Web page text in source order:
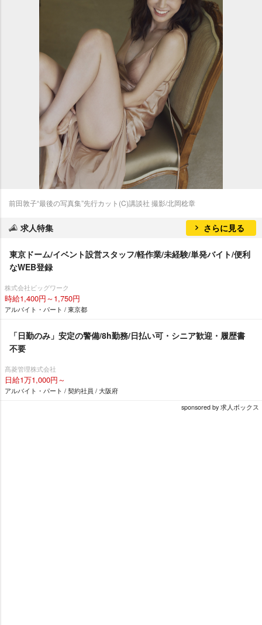
前田敦子“最後の写真集”先行カット(C)講談社 撮影/北岡稔章
求人特集 さらに見る
東京ドーム/イベント設営スタッフ/軽作業/未経験/単発バイト/便利
なWEB登録
株式会社ビッグワーク
時給1,400円～1,750円
アルバイト・パート / 東京都
「日勤のみ」安定の警備/8h勤務/日払い可・シニア歓迎・履歴書
不要
髙菱管理株式会社
日給1万1,000円～
アルバイト・パート / 契約社員 / 大阪府
sponsored by 求人ボックス